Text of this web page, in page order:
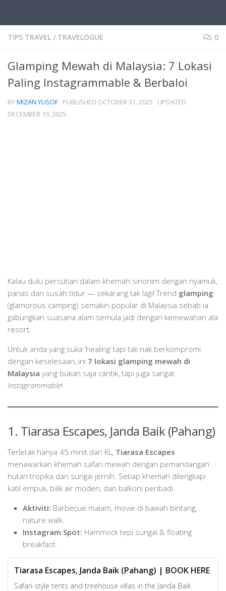
TIPS TRAVEL / TRAVELOGUE 0
Glamping Mewah di Malaysia: 7 Lokasi
Paling Instagrammable & Berbaloi
BYMIZAN YUSOF · PUBLISHED OCTOBER 31, 2025 · UPDATED
DECEMBER 19, 2025
Kalau dulu percutian dalam khemah sinonim dengan nyamuk,
panas dan susah tidur — sekarang tak lagi! Trend glamping
(glamorous camping) semakin popular di Malaysia sebab ia
gabungkan suasana alam semula jadi dengan kemewahan ala
resort.
Untuk anda yang suka ‘healing’ tapi tak nak berkompromi
dengan keselesaan, ini 7 lokasi glamping mewah di
Malaysia yang bukan saja cantik, tapi juga sangat
Instagrammable!
1. Tiarasa Escapes, Janda Baik (Pahang)
Terletak hanya 45 minit dari KL, Tiarasa Escapes
menawarkan khemah safari mewah dengan pemandangan
hutan tropika dan sungai jernih. Setiap khemah dilengkapi
katil empuk, bilik air moden, dan balkoni peribadi.
Aktiviti: Barbecue malam, movie di bawah bintang,
nature walk.
Instagram Spot: Hammock tepi sungai & floating
breakfast.
Tiarasa Escapes, Janda Baik (Pahang) | BOOK HERE
Safari-style tents and treehouse villas in the Janda Baik